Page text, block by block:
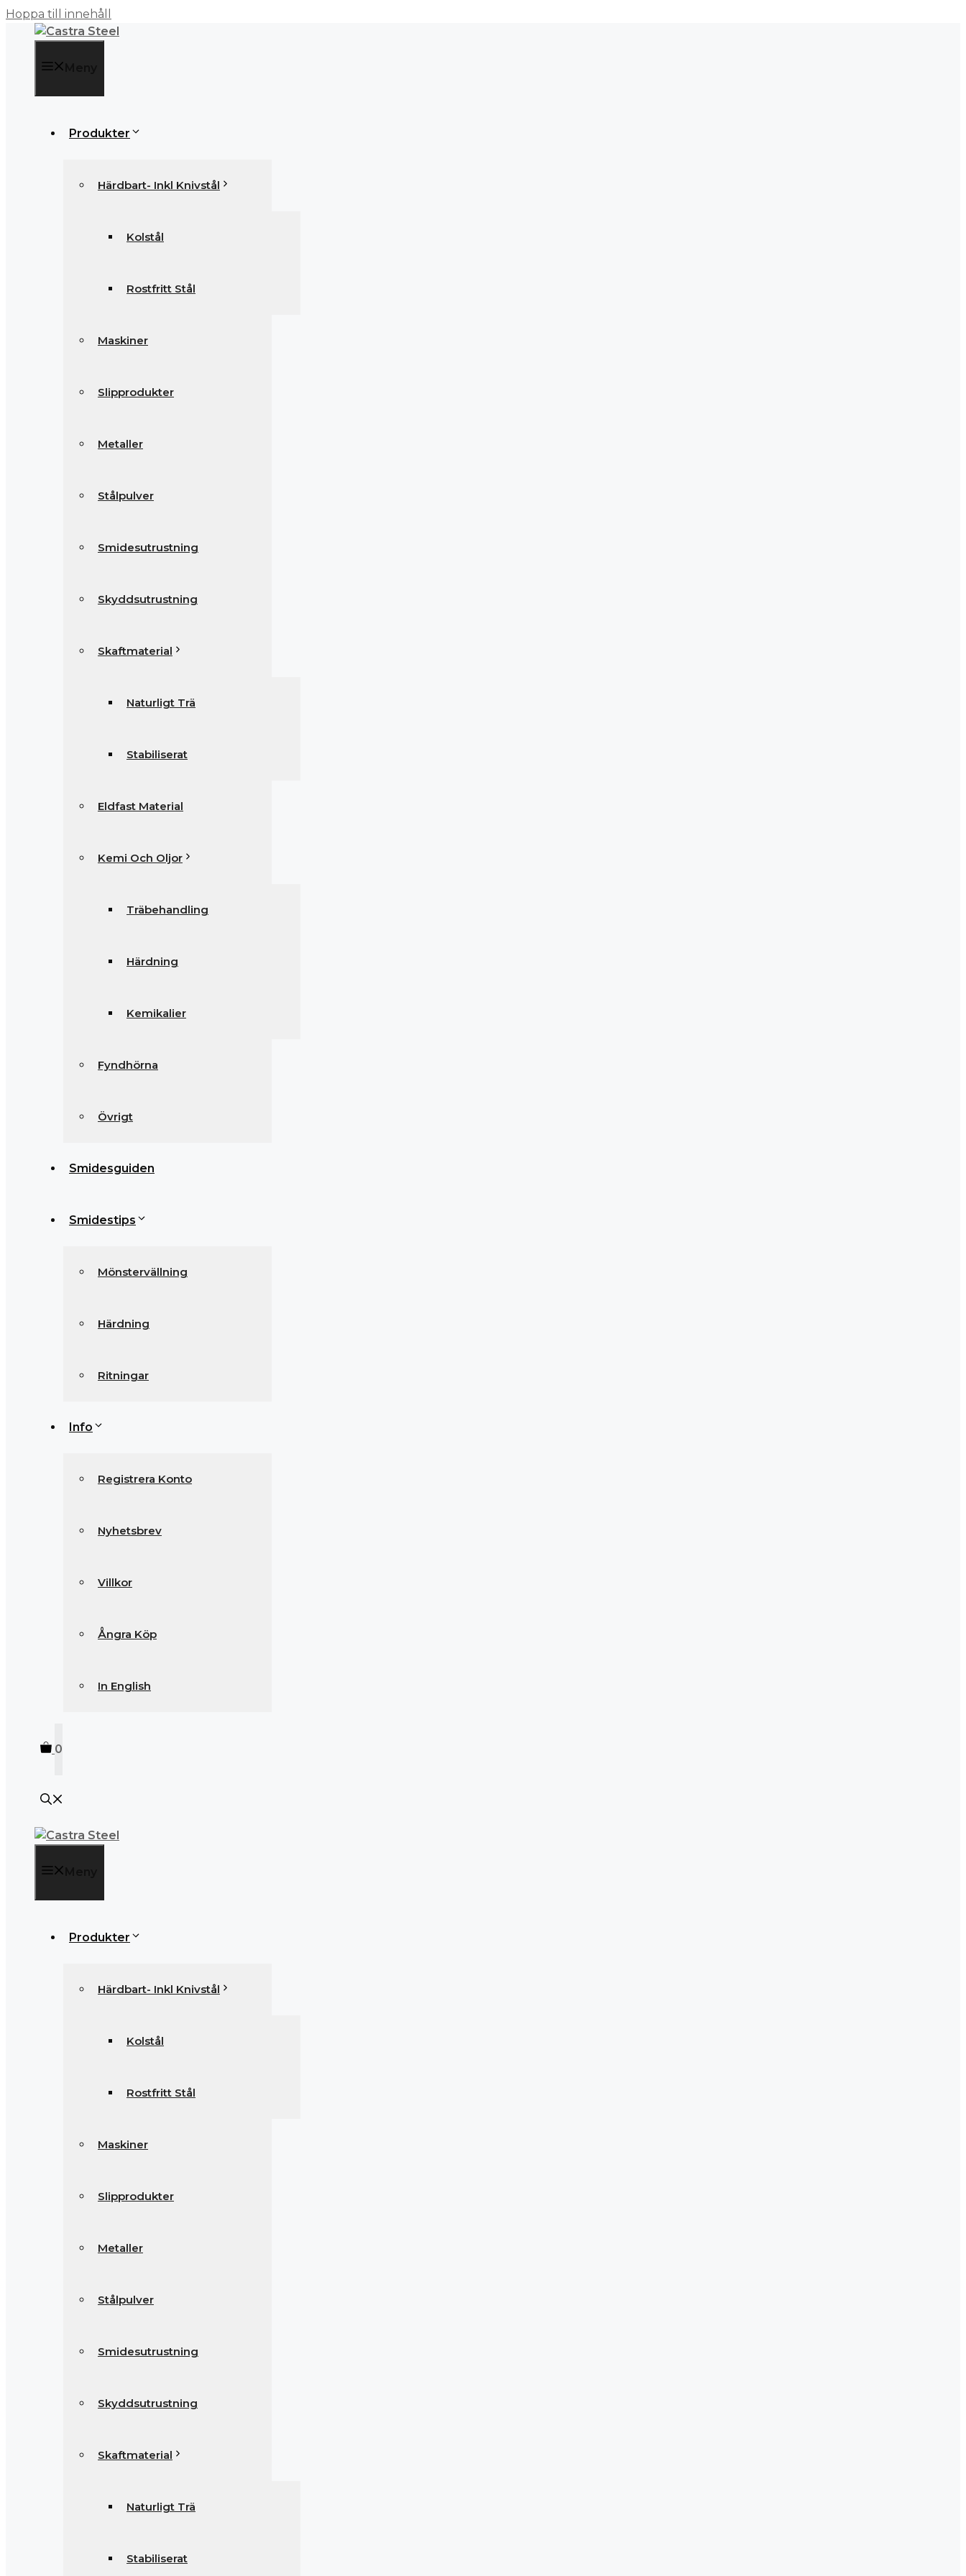
Hoppa till innehåll
Produkter
Härdbart- Inkl Knivstål
Kolstål
Rostfritt Stål
Maskiner
Slipprodukter
Metaller
Stålpulver
Smidesutrustning
Skyddsutrustning
Skaftmaterial
Naturligt Trä
Stabiliserat
Eldfast Material
Kemi Och Oljor
Träbehandling
Härdning
Kemikalier
Fyndhörna
Övrigt
Smidesguiden
Smidestips
Mönstervällning
Härdning
Ritningar
Info
Registrera Konto
Nyhetsbrev
Villkor
Ångra Köp
In English
0
Produkter
Härdbart- Inkl Knivstål
Kolstål
Rostfritt Stål
Maskiner
Slipprodukter
Metaller
Stålpulver
Smidesutrustning
Skyddsutrustning
Skaftmaterial
Naturligt Trä
Stabiliserat